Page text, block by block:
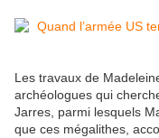
Les travaux de
archéologues qui
Jarres, parmi lesquels
que ces mégalithes,